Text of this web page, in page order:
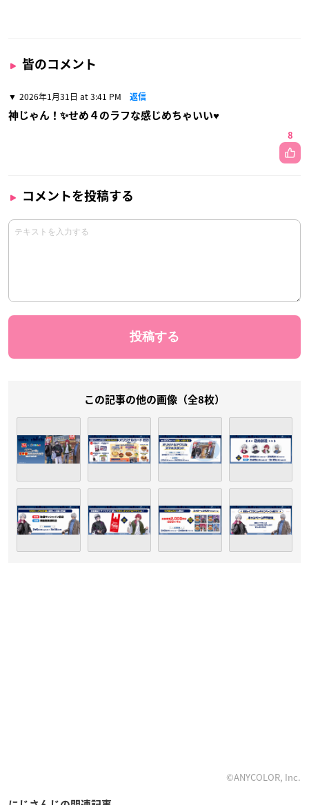
皆のコメント
2026年1月31日 at 3:41 PM 返信
神じゃん！✨せめ４のラフな感じめちゃいい♥️
8
コメントを投稿する
この記事の他の画像（全8枚）
©ANYCOLOR, Inc.